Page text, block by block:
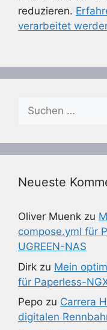
reduzieren.
verarbeitet
Suchen
nach:
Neueste
Oliver Muenk zu
compose.yml für
UGREEN-NAS
Dirk zu Mein
für Paperless-
Pepo zu Carrera
digitalen